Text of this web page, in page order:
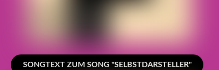
SONGTEXT ZUM SONG "SELBSTDARSTELLER"